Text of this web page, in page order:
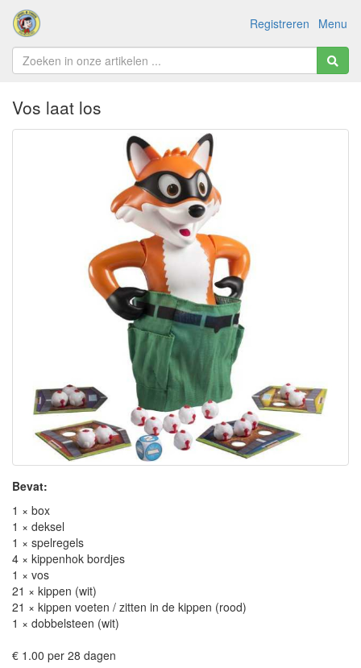
Menu
Registreren
Vos laat los
Bevat:
1 × box
1 × deksel
1 × spelregels
4 × kippenhok bordjes
1 × vos
21 × kippen (wit)
21 × kippen voeten / zitten in de kippen (rood)
1 × dobbelsteen (wit)
€ 1.00 per 28 dagen